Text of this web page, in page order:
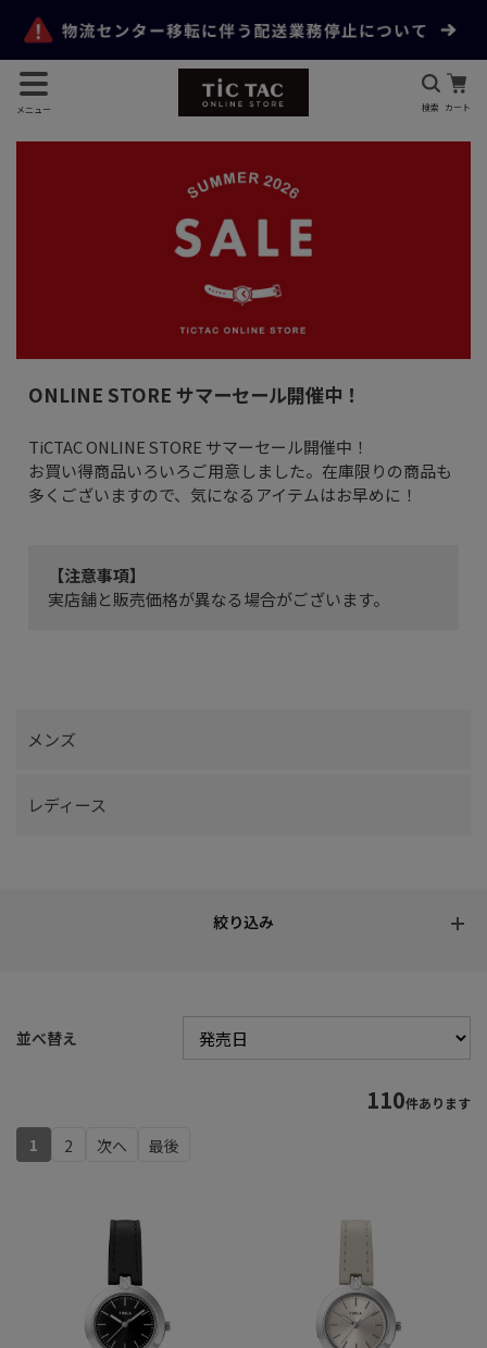
メニュー 検索 カート
ONLINE STORE サマーセール開催中！
TiCTAC ONLINE STORE サマーセール開催中！
お買い得商品いろいろご用意しました。在庫限りの商品も
多くございますので、気になるアイテムはお早めに！
【注意事項】
実店舗と販売価格が異なる場合がございます。
メンズ
レディース
並べ替え
110件あります
1 2